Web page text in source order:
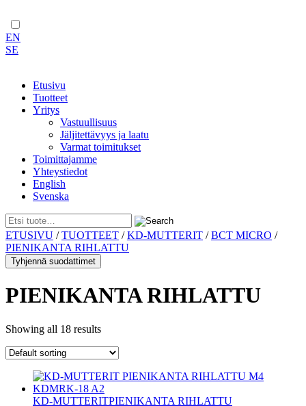
EN
SE
Etusivu
Tuotteet
Yritys
Vastuullisuus
Jäljitettävyys ja laatu
Varmat toimitukset
Toimittajamme
Yhteystiedot
English
Svenska
Skip
to
content
ETUSIVU /TUOTTEET /KD-MUTTERIT /BCT MICRO /
PIENIKANTA RIHLATTU
Tyhjennä suodattimet
PIENIKANTA RIHLATTU
Showing all 18 results
KD-MUTTERITPIENIKANTA RIHLATTU